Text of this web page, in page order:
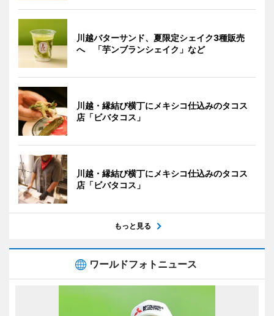
川越バターサンド、夏限定シェイク3種販売
へ 「芋ンブランシェイク」など
川越・縁結び横丁にメキシコ仕込みのタコス
店「ビバタコス」
川越・縁結び横丁にメキシコ仕込みのタコス
店「ビバタコス」
もっと見る
ワールドフォトニュース